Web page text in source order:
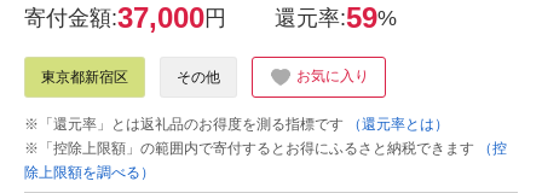
寄付金額:37,000円 還元率:59%
東京都新宿区 その他 お気に入り
※「還元率」とは返礼品のお得度を測る指標です
（還元率とは）
※「控除上限額」の範囲内で寄付するとお得にふるさと納税できます
（控
除上限額を調べる）